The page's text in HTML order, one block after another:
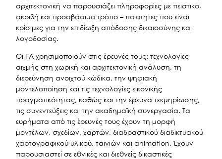
αρχιτεκτονική να παρουσιάζει πληροφορίες με πειστικό,
ακριβή και προσβάσιμο τρόπο – ποιότητες που είναι
κρίσιμες για την επιδίωξη απόδοσης δικαιοσύνης και
λογοδοσίας.
Οι FA χρησιμοποιούν στις έρευνές τους: τεχνολογίες
αιχμής στη χωρική και αρχιτεκτονική ανάλυση, τη
διερεύνηση ανοιχτού κώδικα, την ψηφιακή
μοντελοποίηση και τις τεχνολογίες εικονικής
πραγματικότητας, καθώς και την έρευνα τεκμηρίωσης,
τις συνεντεύξεις και την ακαδημαϊκή συνεργασία. Τα
ευρήματα από τις έρευνές τους έχουν τη μορφή
μοντέλων, σχεδίων, χαρτών, διαδραστικού διαδικτυακού
χαρτογραφικού υλικού, ταινιών και animation. Έχουν
παρουσιαστεί σε εθνικές και διεθνείς δικαστικές